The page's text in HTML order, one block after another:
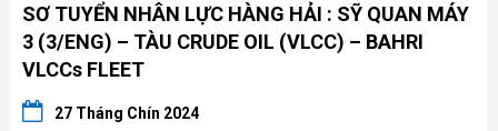
SƠ TUYỂN NHÂN LỰC HÀNG HẢI : SỸ QUAN MÁY
3 (3/ENG) – TÀU CRUDE OIL (VLCC) – BAHRI
VLCCs FLEET
27 Tháng Chín 2024